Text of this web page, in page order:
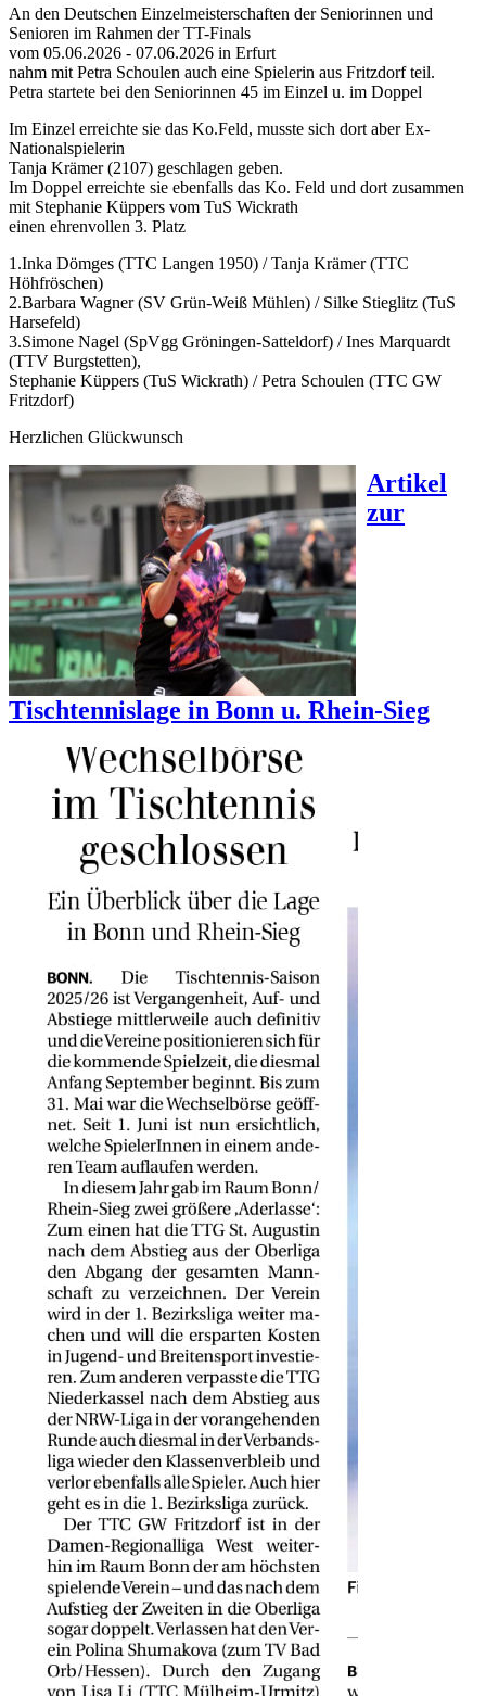
An den Deutschen Einzelmeisterschaften der Seniorinnen und
Senioren im Rahmen der TT-Finals
vom 05.06.2026 - 07.06.2026 in Erfurt
nahm mit Petra Schoulen auch eine Spielerin aus Fritzdorf teil.
Petra startete bei den Seniorinnen 45 im Einzel u. im Doppel
Im Einzel erreichte sie das Ko.Feld, musste sich dort aber Ex-
Nationalspielerin
Tanja Krämer (2107) geschlagen geben.
Im Doppel erreichte sie ebenfalls das Ko. Feld und dort zusammen
mit Stephanie Küppers vom TuS Wickrath
einen ehrenvollen 3. Platz
1.Inka Dömges (TTC Langen 1950) / Tanja Krämer (TTC
Höhfröschen)
2.Barbara Wagner (SV Grün-Weiß Mühlen) / Silke Stieglitz (TuS
Harsefeld)
3.Simone Nagel (SpVgg Gröningen-Satteldorf) / Ines Marquardt
(TTV Burgstetten),
Stephanie Küppers (TuS Wickrath) / Petra Schoulen (TTC GW
Fritzdorf)
Herzlichen Glückwunsch
Artikel
zur
Tischtennislage in Bonn u. Rhein-Sieg